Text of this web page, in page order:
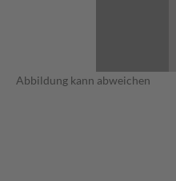
Abbildung kann abweichen